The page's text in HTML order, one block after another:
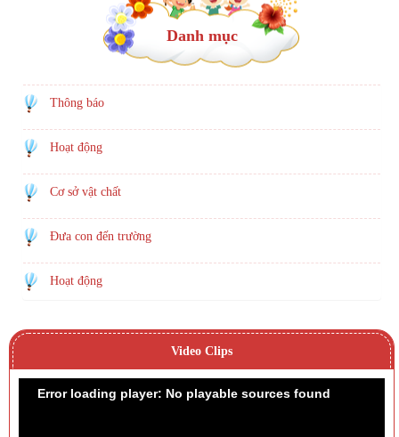
Danh mục
Thông báo
Hoạt động
Cơ sở vật chất
Đưa con đến trường
Hoạt động
Video Clips
Error loading player: No playable sources found